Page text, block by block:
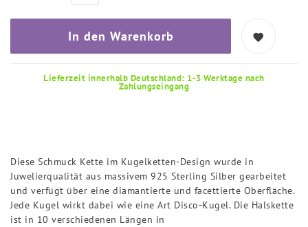
In den Warenkorb
Lieferzeit innerhalb Deutschland: 1-3 Werktage nach
Zahlungseingang
Diese Schmuck Kette im Kugelketten-Design wurde in
Juwelierqualität aus massivem 925 Sterling Silber gearbeitet
und verfügt über eine diamantierte und facettierte Oberfläche.
Jede Kugel wirkt dabei wie eine Art Disco-Kugel. Die Halskette
ist in 10 verschiedenen Längen in